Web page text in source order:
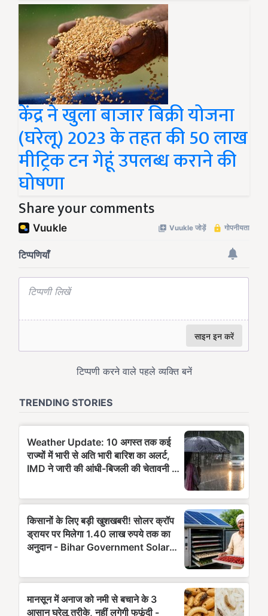
केंद्र ने खुला बाजार बिक्री योजना
(घरेलू) 2023 के तहत की 50 लाख
मीट्रिक टन गेहूं उपलब्ध कराने की
घोषणा
Share your comments